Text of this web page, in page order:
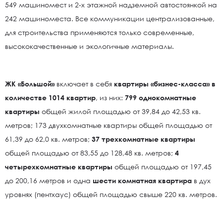
549 машиномест и 2-х этажной надземной автостоянкой на
242 машиноместа. Все коммуникации централизованные,
для строительства применяются только современные,
высококачественные и экологичные материалы.
ЖК «Большой» включает в себя квартиры «бизнес-класса» в
количестве 1014 квартир, из них: 799 однокомнатные
квартиры общей жилой площадью от 39,84 до 42,53 кв.
метров; 173 двухкомнатные квартиры общей площадью от
61,39 до 62,0 кв. метров; 37 трехкомнатные квартиры
общей площадью от 83,55 до 128,48 кв. метров; 4
четырехкомнатные квартиры общей площадью от 197,45
до 200,16 метров и одна шести комнатная квартира в дух
уровнях (пентхаус) общей площадью свыше 220 кв. метров.